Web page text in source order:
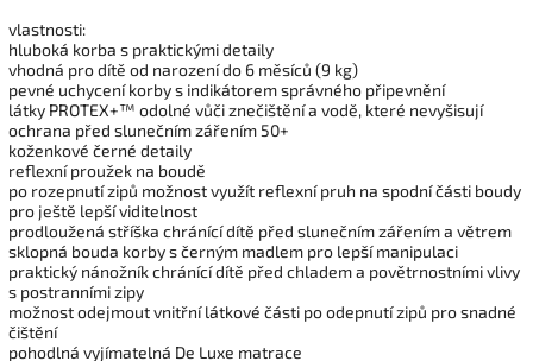
vlastnosti:
hluboká korba s praktickými detaily
vhodná pro dítě od narození do 6 měsíců (9 kg)
pevné uchycení korby s indikátorem správného připevnění
látky PROTEX+™ odolné vůči znečištění a vodě, které nevyšisují
ochrana před slunečním zářením 50+
koženkové černé detaily
reflexní proužek na boudě
po rozepnutí zipů možnost využít reflexní pruh na spodní části boudy
pro ještě lepší viditelnost
prodloužená stříška chránící dítě před slunečním zářením a větrem
sklopná bouda korby s černým madlem pro lepší manipulaci
praktický nánožník chránící dítě před chladem a povětrnostními vlivy
s postranními zipy
možnost odejmout vnitřní látkové části po odepnutí zipů pro snadné
čištění
pohodlná vyjímatelná De Luxe matrace